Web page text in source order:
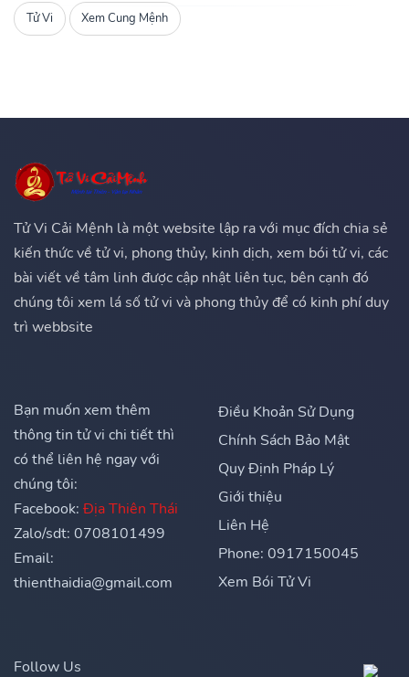
Tử Vi Xem Cung Mệnh
Tử Vi Cải Mệnh là một website lập ra với mục đích chia sẻ
kiến thức về tử vi, phong thủy, kinh dịch, xem bói tử vi, các
bài viết về tâm linh được cập nhật liên tục, bên cạnh đó
chúng tôi xem lá số tử vi và phong thủy để có kinh phí duy
trì webbsite
Bạn muốn xem thêm
thông tin tử vi chi tiết thì
có thể liên hệ ngay với
chúng tôi:
Facebook: Địa Thiên Thái
Zalo/sdt: 0708101499
Email:
thienthaidia@gmail.com
Điều Khoản Sử Dụng
Chính Sách Bảo Mật
Quy Định Pháp Lý
Giới thiệu
Liên Hệ
Phone: 0917150045
Xem Bói Tử Vi
Follow Us